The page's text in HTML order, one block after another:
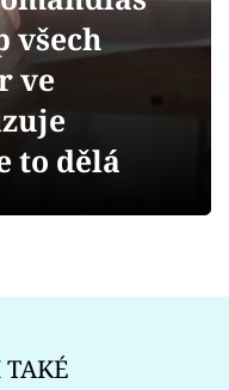
všech
ve
to dělá
TAKÉ